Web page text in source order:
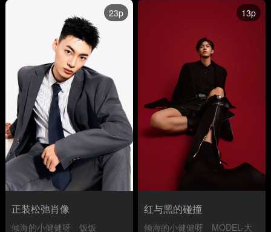
23p
正装松弛肖像
倾海的小健健呀 饭饭
13p
红与黑的碰撞
倾海的小健健呀
MODEL-大